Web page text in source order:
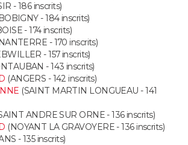
- 186 inscrits)
- 184 inscrits)
- 174 inscrits)
- 170 inscrits)
- 157 inscrits)
- 143 inscrits)
(ANGERS - 142 inscrits)
(SAINT MARTIN LONGUEAU - 141
ANDRE SUR ORNE - 136 inscrits)
(NOYANT LA GRAVOYERE - 136 inscrits)
- 135 inscrits)